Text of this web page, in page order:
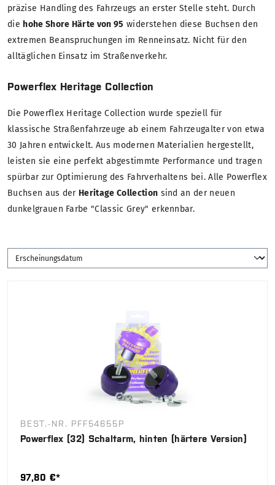
präzise Handling des Fahrzeugs an erster Stelle steht. Durch
die hohe Shore Härte von 95 widerstehen diese Buchsen den
extremen Beanspruchungen im Renneinsatz. Nicht für den
alltäglichen Einsatz im Straßenverkehr.
Powerflex Heritage Collection
Die Powerflex Heritage Collection wurde speziell für
klassische Straßenfahrzeuge ab einem Fahrzeugalter von etwa
30 Jahren entwickelt. Aus modernen Materialien hergestellt,
leisten sie eine perfekt abgestimmte Performance und tragen
spürbar zur Optimierung des Fahrverhaltens bei. Alle Powerflex
Buchsen aus der Heritage Collection sind an der neuen
dunkelgrauen Farbe "Classic Grey" erkennbar.
BEST.-NR. PFF54655P
Powerflex (32) Schaltarm, hinten (härtere Version)
97,80 €*